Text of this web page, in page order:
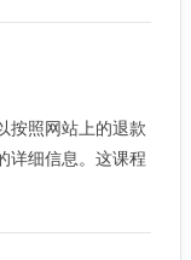
按照网站上的退款
详细信息。这课程